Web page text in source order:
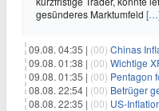
gesünderes Marktumfeld
09.08. 04:35 | (00) Chinas Inflation lässt
09.08. 01:38 | (00) Wichtige XRP
09.08. 01:35 | (00) Pentagon fordert
08.08. 22:54 | (00) Betrüger geben sich als
08.08. 22:35 | (00) US-